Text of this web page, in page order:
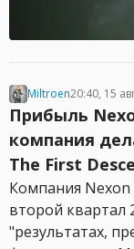
Miltroen20:40, 15
Прибыль
компания
The First
Компания Nexon
второй квартал
"результатах,